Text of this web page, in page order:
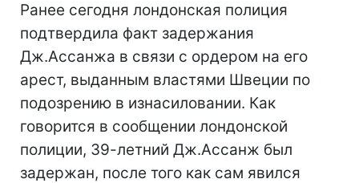
Ранее сегодня лондонская полиция
подтвердила факт задержания
Дж.Ассанжа в связи с ордером на его
арест, выданным властями Швеции по
подозрению в изнасиловании. Как
говорится в сообщении лондонской
полиции, 39-летний Дж.Ассанж был
задержан, после того как сам явился